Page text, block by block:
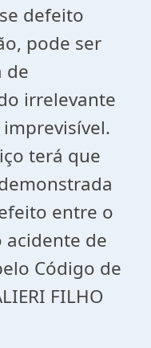
defeito
pode ser
de
irrelevante
terá que
entre o
acidente de
Código de
FILHO